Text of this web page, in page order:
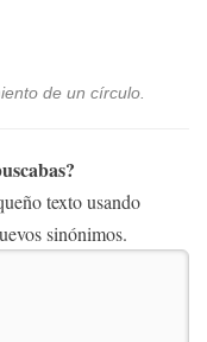
de un círculo.
texto usando
sinónimos.